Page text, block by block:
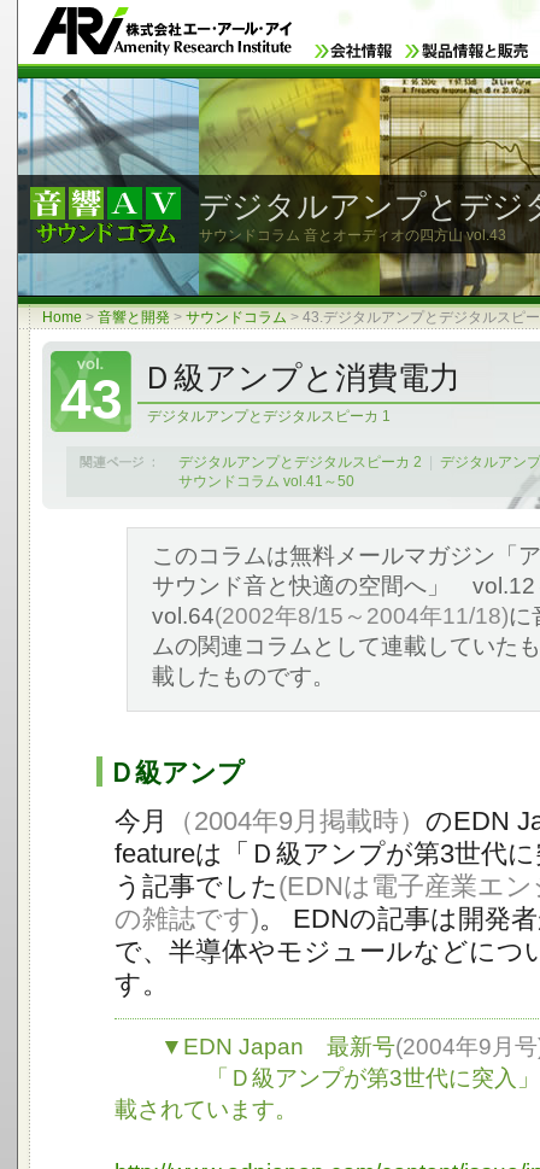
デジタルアンプとデジ
サウンドコラム 音とオーディオの四方山vol.43
Home > 音響と開発 > サウンドコラム > 43.デジタルアンプとデジタルスピ
Ｄ級アンプと消費電力
デジタルアンプとデジタルスピーカ 1
43
デジタルアンプとデジタルスピーカ 2
デジタルアン
サウンドコラム vol.41～50
このコラムは無料メールマガジン「
サウンド音と快適の空間へ」 vol.12
vol.64(2002年8/15～2004年11/18)に
ムの関連コラムとして連載していた
載したものです。
Ｄ級アンプ
今月
（2004年9月掲載時） のEDN
featureは「Ｄ級アンプが第3世代
う記事でした (EDNは電子産業エ
の雑誌です)。 EDNの記事は開発
で、半導体やモジュールなどにつ
す。
▼EDN Japan 最新号(2004年9月
「Ｄ級アンプが第3世代に突入」
載されています。